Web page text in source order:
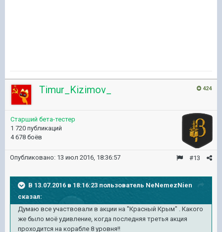
424
Timur_Kizimov_
Старший бета-тестер
1 720 публикаций
4 678 боёв
#13
Опубликовано: 13 июл 2016, 18:36:57
В 13.07.2016 в 18:16:23 пользователь NeNemezNien
сказал:
Думаю все участвовали в акции на "Красный Крым" . Какого
же было моё удивление, когда последняя третья акция
проходится на корабле 8 уровня!!